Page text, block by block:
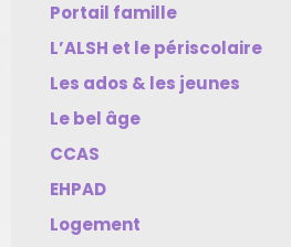
Portail famille
L’ALSH et le périscolaire
Les ados & les jeunes
Le bel âge
CCAS
EHPAD
Logement